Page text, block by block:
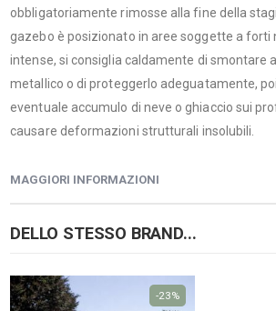
obbligatoriamente rimosse alla fine della
gazebo è posizionato in aree soggette a forti
intense, si consiglia caldamente di smontare
metallico o di proteggerlo adeguatamente,
eventuale accumulo di neve o ghiaccio sui
causare deformazioni strutturali insolubili.
MAGGIORI INFORMAZIONI
DELLO STESSO BRAND...
-23%